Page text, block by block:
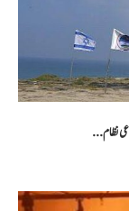
نظام...